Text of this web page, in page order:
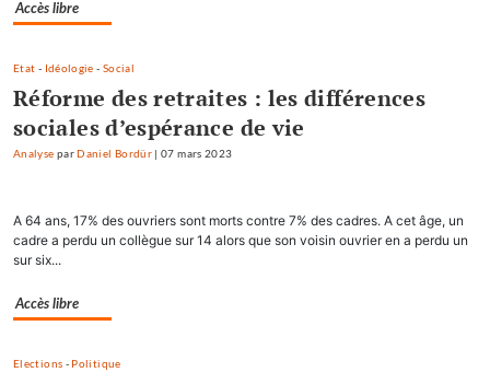
Accès libre
Etat - Idéologie - Social
Réforme des retraites : les différences
sociales d’espérance de vie
Analyse par Daniel Bordür |07 mars 2023
A 64 ans, 17% des ouvriers sont morts contre 7% des cadres. A cet âge, un
cadre a perdu un collègue sur 14 alors que son voisin ouvrier en a perdu un
sur six...
Accès libre
Elections - Politique